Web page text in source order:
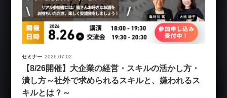
セミナー 2026.07.02
【8/26開催】大企業の経営・スキルの活かし方・
潰し方～社外で求められるスキルと、嫌われるス
キルとは？～